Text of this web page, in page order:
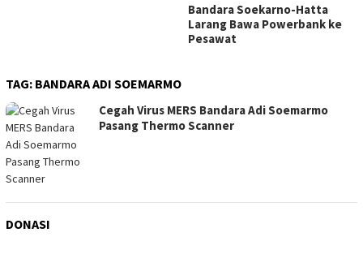
Bandara Soekarno-Hatta
Larang Bawa Powerbank ke
Pesawat
TAG: BANDARA ADI SOEMARMO
Cegah Virus MERS Bandara Adi Soemarmo
Pasang Thermo Scanner
DONASI